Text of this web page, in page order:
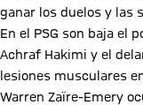
ganar los duelos y las
En el PSG son baja el
Achraf Hakimi y el
lesiones musculares
Warren Zaïre-Emery